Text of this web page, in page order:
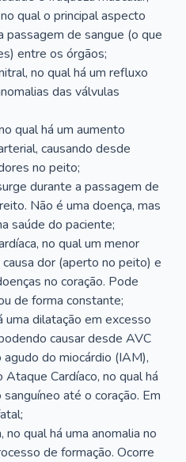
qual o principal aspecto
de sangue (o que
entre os órgãos;
no qual há um refluxo
das válvulas
qual há um aumento
causando desde
no peito;
durante a passagem de
Não é uma doença, mas
saúde do paciente;
no qual um menor
dor (aperto no peito) e
no coração. Pode
de forma constante;
uma dilatação em excesso
causar desde AVC
do miocárdio (IAM),
Cardíaco, no qual há
até o coração. Em
no qual há uma anomalia no
de formação. Ocorre